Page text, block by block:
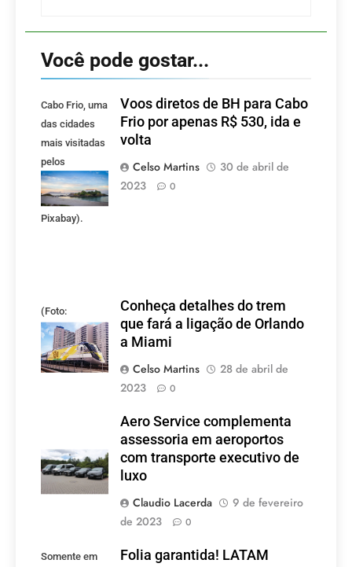
Você pode gostar...
Cabo Frio, uma
das cidades
mais visitadas
pelos
mineiros.
(Foto:
Pixabay).
Voos diretos de BH para Cabo
Frio por apenas R$ 530, ida e
volta
Celso Martins
30 de abril de
2023
0
(Foto:
divulgação)
Conheça detalhes do trem
que fará a ligação de Orlando
a Miami
Celso Martins
28 de abril de
2023
0
Aero Service complementa
assessoria em aeroportos
com transporte executivo de
luxo
Claudio Lacerda
9 de fevereiro
de 2023
0
Somente em
Folia garantida! LATAM